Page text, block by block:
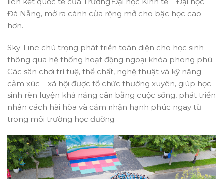
Đà Nẵng, mở ra cánh cửa rộng mở cho bậc học cao
hơn.
Sky-Line chú trọng phát triển toàn diện cho học sinh
thông qua hệ thống hoạt động ngoại khóa phong phú.
Các sân chơi trí tuệ, thể chất, nghệ thuật và kỹ năng
cảm xúc – xã hội được tổ chức thường xuyên, giúp học
sinh rèn luyện khả năng cân bằng cuộc sống, phát triển
nhân cách hài hòa và cảm nhận hạnh phúc ngay từ
trong môi trường học đường.